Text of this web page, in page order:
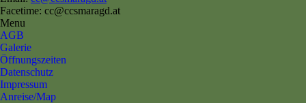
Facetime: cc@ccsmaragd.at
Menu
AGB
Galerie
Öffnungszeiten
Datenschutz
Impressum
Anreise/Map